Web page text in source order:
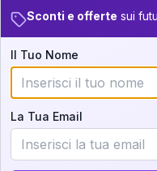
Cosa
💕 Come
Sconti e offerte sui
Il Tuo Nome
La Tua Email